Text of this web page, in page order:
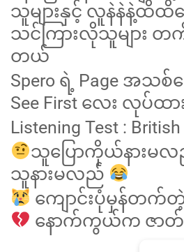
သူများနှင့် လူနဲနဲနဲ့ထိထိ
သင်ကြားလိုသူများ တ
တယ်
Spero ရဲ့ Page အသစ်
See First လေး လုပ်ထာ
Listening Test :
သူပြောကိုယ်နားမ
သူနားမလည်
ကျောင်းပုံမှန်တက်တဲ့
နောက်ကွယ်က ဇာတ်